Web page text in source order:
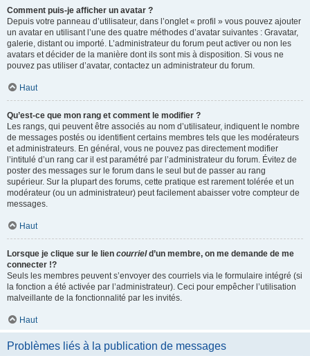
Comment puis-je afficher un avatar ?
Depuis votre panneau d’utilisateur, dans l’onglet « profil » vous pouvez ajouter
un avatar en utilisant l’une des quatre méthodes d’avatar suivantes : Gravatar,
galerie, distant ou importé. L’administrateur du forum peut activer ou non les
avatars et décider de la manière dont ils sont mis à disposition. Si vous ne
pouvez pas utiliser d’avatar, contactez un administrateur du forum.
Haut
Qu’est-ce que mon rang et comment le modifier ?
Les rangs, qui peuvent être associés au nom d’utilisateur, indiquent le nombre
de messages postés ou identifient certains membres tels que les modérateurs
et administrateurs. En général, vous ne pouvez pas directement modifier
l’intitulé d’un rang car il est paramétré par l’administrateur du forum. Évitez de
poster des messages sur le forum dans le seul but de passer au rang
supérieur. Sur la plupart des forums, cette pratique est rarement tolérée et un
modérateur (ou un administrateur) peut facilement abaisser votre compteur de
messages.
Haut
Lorsque je clique sur le lien courrield’un membre, on me demande de me
connecter !?
Seuls les membres peuvent s’envoyer des courriels via le formulaire intégré (si
la fonction a été activée par l’administrateur). Ceci pour empêcher l’utilisation
malveillante de la fonctionnalité par les invités.
Haut
Problèmes liés à la publication de messages